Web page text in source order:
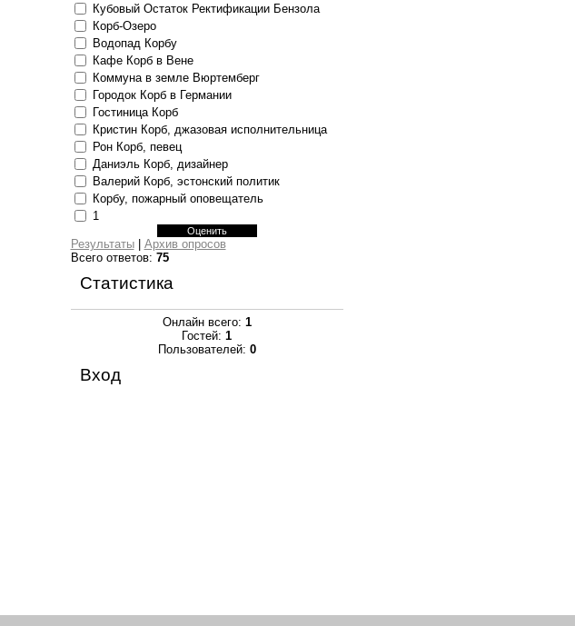
Кубовый Остаток Ректификации Бензола
Корб-Озеро
Водопад Корбу
Кафе Корб в Вене
Коммуна в земле Вюртемберг
Городок Корб в Германии
Гостиница Корб
Кристин Корб, джазовая исполнительница
Рон Корб, певец
Даниэль Корб, дизайнер
Валерий Корб, эстонский политик
Корбу, пожарный оповещатель
1
Результаты| Архив опросов
Всего ответов: 75
Статистика
Онлайн всего: 1
Гостей: 1
Пользователей: 0
Вход